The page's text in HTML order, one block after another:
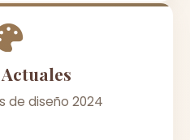
de diseño 2024